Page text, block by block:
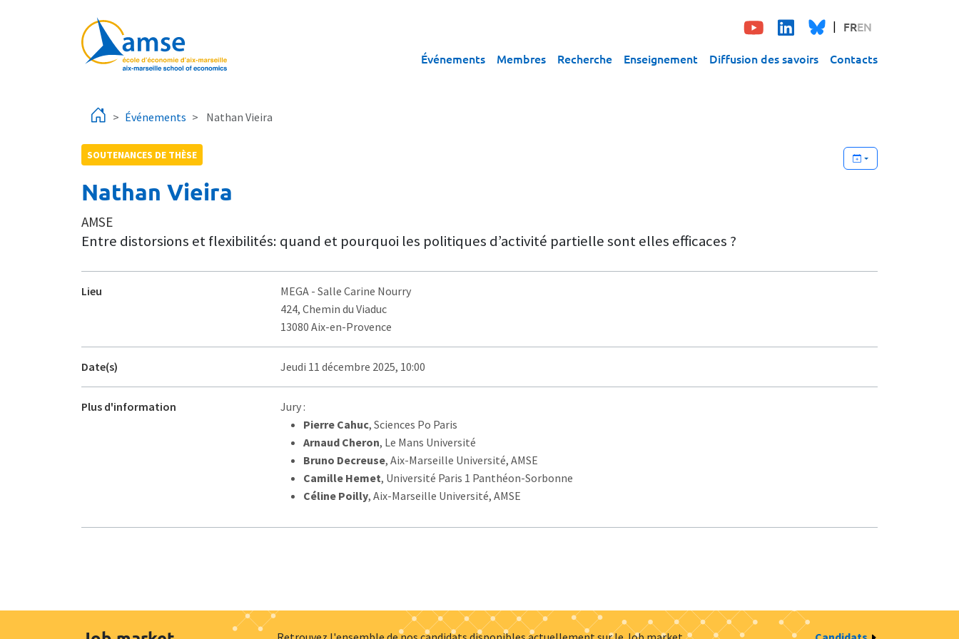
FREN
Événements Membres Recherche Enseignement Diffusion des savoirs Contacts
Événements Nathan Vieira
SOUTENANCES DE THÈSE
Nathan Vieira
AMSE
Entre distorsions et flexibilités: quand et pourquoi les politiques d’activité partielle sont elles efficaces ?
Lieu MEGA - Salle Carine Nourry
424, Chemin du Viaduc
13080 Aix-en-Provence
Date(s) Jeudi 11 décembre 2025, 10:00
Plus d'information
Jury :
Pierre Cahuc, Sciences Po Paris
Arnaud Cheron, Le Mans Université
Bruno Decreuse, Aix-Marseille Université, AMSE
Camille Hemet, Université Paris 1 Panthéon-Sorbonne
Céline Poilly, Aix-Marseille Université, AMSE